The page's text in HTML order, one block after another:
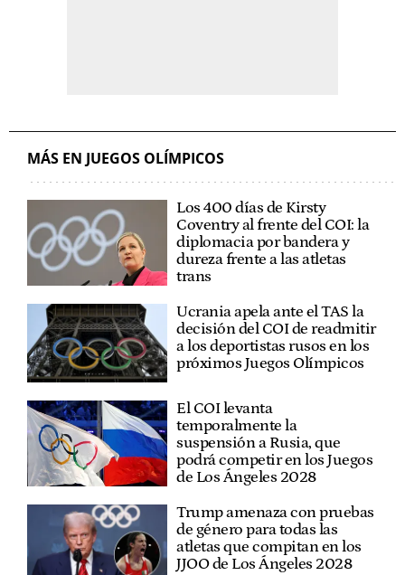
MÁS EN JUEGOS OLÍMPICOS
Los 400 días de Kirsty
Coventry al frente del COI: la
diplomacia por bandera y
dureza frente a las atletas
trans
Ucrania apela ante el TAS la
decisión del COI de readmitir
a los deportistas rusos en los
próximos Juegos Olímpicos
El COI levanta
temporalmente la
suspensión a Rusia, que
podrá competir en los Juegos
de Los Ángeles 2028
Trump amenaza con pruebas
de género para todas las
atletas que compitan en los
JJOO de Los Ángeles 2028